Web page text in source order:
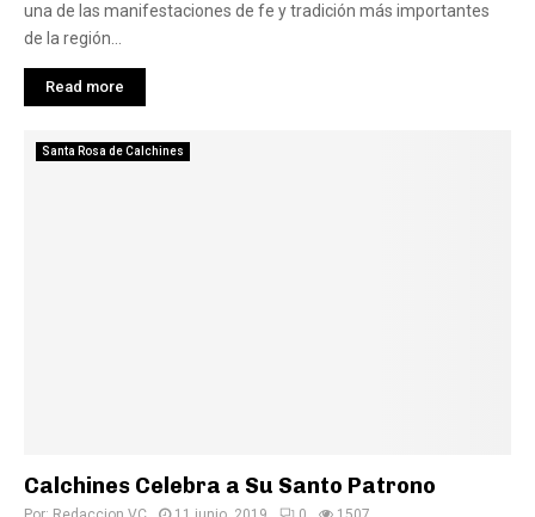
una de las manifestaciones de fe y tradición más importantes
de la región...
Read more
Santa Rosa de Calchines
Calchines Celebra a Su Santo Patrono